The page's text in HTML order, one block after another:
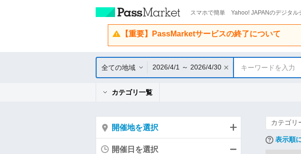
スマホで簡単 Yahoo! JAPANのデジタル
【重要】PassMarketサービスの終了について
全ての地域 2026/4/1 ～ 2026/4/30 キーワードを入力
カテゴリ一覧
カテゴリ
表示順
開催地を選択
開催日を選択